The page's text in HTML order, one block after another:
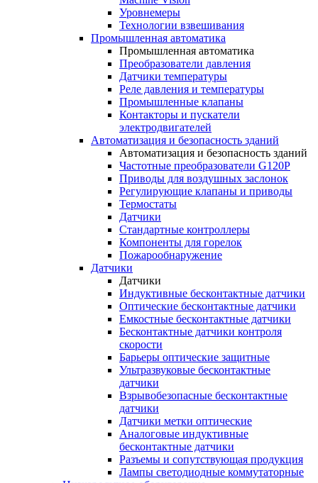
Уровнемеры
Технологии взвешивания
Промышленная автоматика
Промышленная автоматика
Преобразователи давления
Датчики температуры
Реле давления и температуры
Промышленные клапаны
Контакторы и пускатели
электродвигателей
Автоматизация и безопасность зданий
Автоматизация и безопасность зданий
Частотные преобразователи G120P
Приводы для воздушных заслонок
Регулирующие клапаны и приводы
Термостаты
Датчики
Стандартные контроллеры
Компоненты для горелок
Пожарообнаружение
Датчики
Датчики
Индуктивные бесконтактные датчики
Оптические бесконтактные датчики
Емкостные бесконтактные датчики
Бесконтактные датчики контроля
скорости
Барьеры оптические защитные
Ультразвуковые бесконтактные
датчики
Взрывобезопасные бесконтактные
датчики
Датчики метки оптические
Аналоговые индуктивные
бесконтактные датчики
Разъемы и сопутствующая продукция
Лампы светодиодные коммутаторные